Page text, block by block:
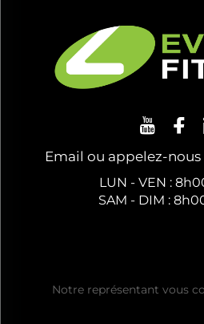
Email ou appelez-
LUN - VEN :
SAM - DIM :
Notre représentant vous